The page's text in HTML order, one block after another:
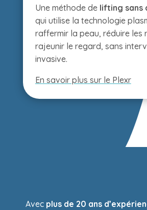
Une méthode de lifting sans
qui utilise la technologie
raffermir la peau, réduire les
rajeunir le regard, sans
invasive.
En savoir plus sur le Plexr
Avec plus de 20 ans